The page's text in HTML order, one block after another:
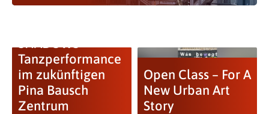
Tanzperformance
im zukünftigen
Pina Bausch
Zentrum
Open Class – For A
New Urban Art
Story